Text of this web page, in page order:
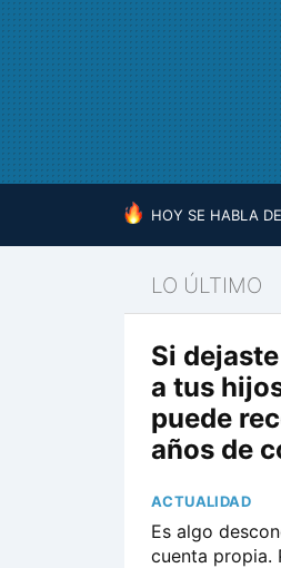
HOY SE HABLA DE
LO ÚLTIMO
Si
a tus
puede
años de
ACTUALIDAD
Es algo
cuenta propia.